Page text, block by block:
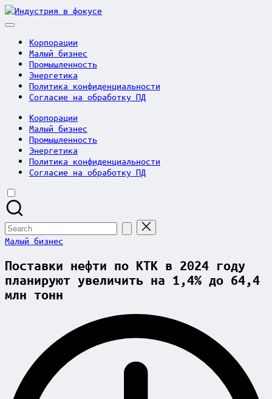
Skip
to
Индустрия
Корпорации
Малый бизнес
Промышленность
Энергетика
Политика конфиденциальности
Согласие на обработку ПД
Корпорации
Малый бизнес
Промышленность
Энергетика
Политика конфиденциальности
Согласие на обработку ПД
Search
for:
Posted
Малый бизнес
Поставки нефти по КТК в 2024 году
планируют увеличить на 1,4% до 64,4
млн тонн